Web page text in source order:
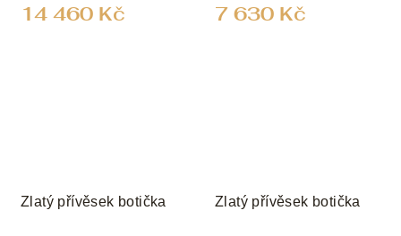
14 460 Kč 7 630 Kč
Zlatý přívěsek botička Zlatý přívěsek botička